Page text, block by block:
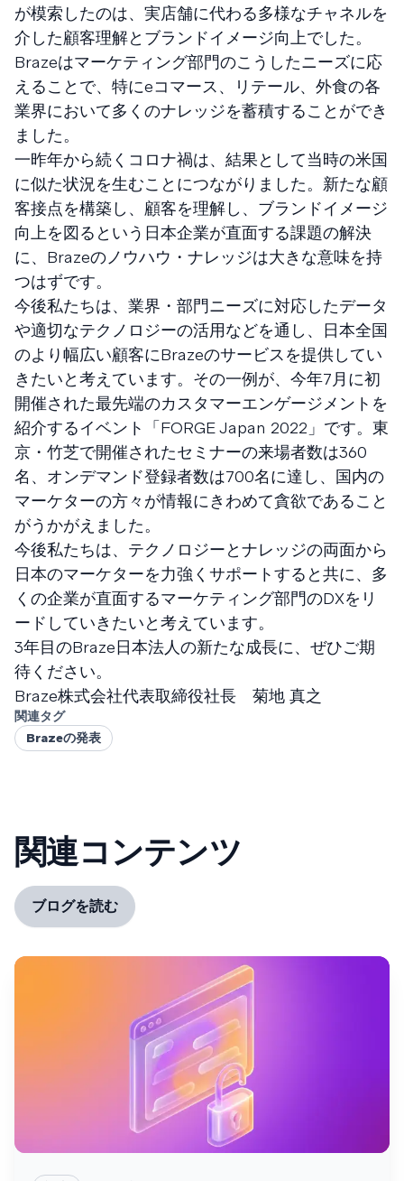
が模索したのは、実店舗に代わる多様なチャネルを
介した顧客理解とブランドイメージ向上でした。
Brazeはマーケティング部門のこうしたニーズに応
えることで、特にeコマース、リテール、外食の各
業界において多くのナレッジを蓄積することができ
ました。
一昨年から続くコロナ禍は、結果として当時の米国
に似た状況を生むことにつながりました。新たな顧
客接点を構築し、顧客を理解し、ブランドイメージ
向上を図るという日本企業が直面する課題の解決
に、Brazeのノウハウ・ナレッジは大きな意味を持
つはずです。
今後私たちは、業界・部門ニーズに対応したデータ
や適切なテクノロジーの活用などを通し、日本全国
のより幅広い顧客にBrazeのサービスを提供してい
きたいと考えています。その一例が、今年7月に初
開催された最先端のカスタマーエンゲージメントを
紹介するイベント「FORGE Japan 2022」です。東
京・竹芝で開催されたセミナーの来場者数は360
名、オンデマンド登録者数は700名に達し、国内の
マーケターの方々が情報にきわめて貪欲であること
がうかがえました。
今後私たちは、テクノロジーとナレッジの両面から
日本のマーケターを力強くサポートすると共に、多
くの企業が直面するマーケティング部門のDXをリ
ードしていきたいと考えています。
3年目のBraze日本法人の新たな成長に、ぜひご期
待ください。
Braze株式会社代表取締役社長 菊地 真之
関連タグ
Brazeの発表
関連コンテンツ
ブログを読む